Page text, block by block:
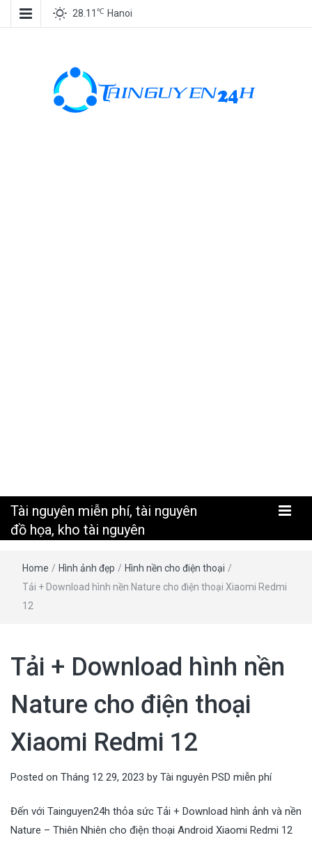
28.11 ℃ Hanoi
Tài nguyên miễn phí, tài nguyên
đồ họa, kho tài nguyên
Home / Hình ảnh đẹp / Hình nền cho điện thoại /
Tải + Download hình nền Nature cho điện thoại Xiaomi Redmi
12
Tải + Download hình nền
Nature cho điện thoại
Xiaomi Redmi 12
Posted on Tháng 12 29, 2023 by Tài nguyên PSD miễn phí
Đến với Tainguyen24h thỏa sức Tải + Download hình ảnh và nền
Nature – Thiên Nhiên cho điện thoại Android Xiaomi Redmi 12